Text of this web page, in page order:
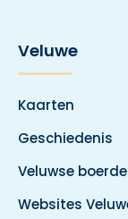
Veluwe
Kaarten
Geschiedenis
Veluwse
Websites